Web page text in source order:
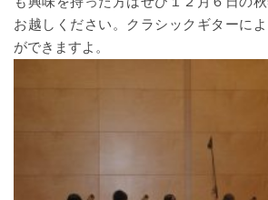
お越しください。クラシックギターに
ができますよ。